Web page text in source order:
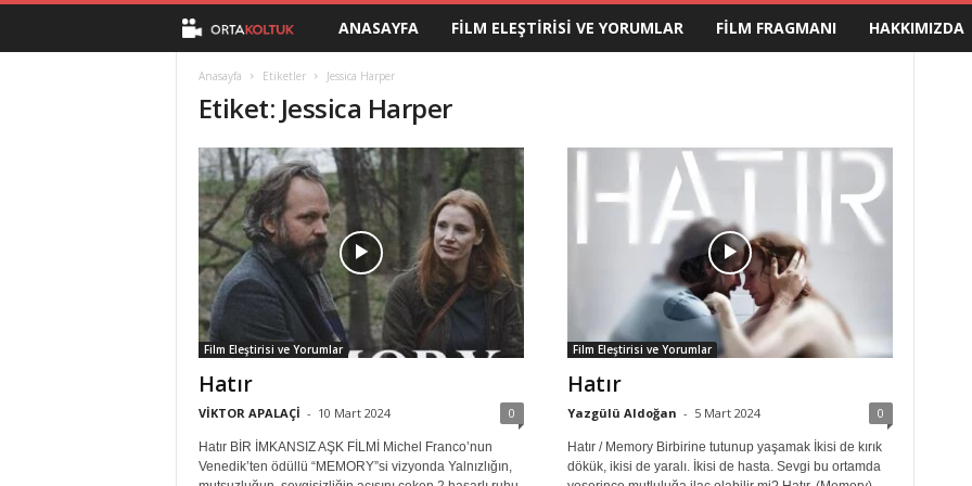
t
a
K
o
l
t
u
k
ANASAYFA FILM ELEŞTIRISI VE YORUMLAR FILM FRAGMANI HAKKIMIZDA
Anasayfa Etiketler Jessica Harper
Etiket: Jessica Harper
Film Eleştirisi ve Yorumlar
Hatır
VİKTOR APALAÇİ - 10 Mart 2024 0
Hatır BİR İMKANSIZ AŞK FİLMİ Michel Franco’nun
Venedik’ten ödüllü “MEMORY”si vizyonda Yalnızlığın,
Film Eleştirisi ve Yorumlar
Hatır
Yazgülü Aldoğan - 5 Mart 2024 0
Hatır / Memory Birbirine tutunup yaşamak İkisi de kırık
dökük, ikisi de yaralı. İkisi de hasta. Sevgi bu ortamda